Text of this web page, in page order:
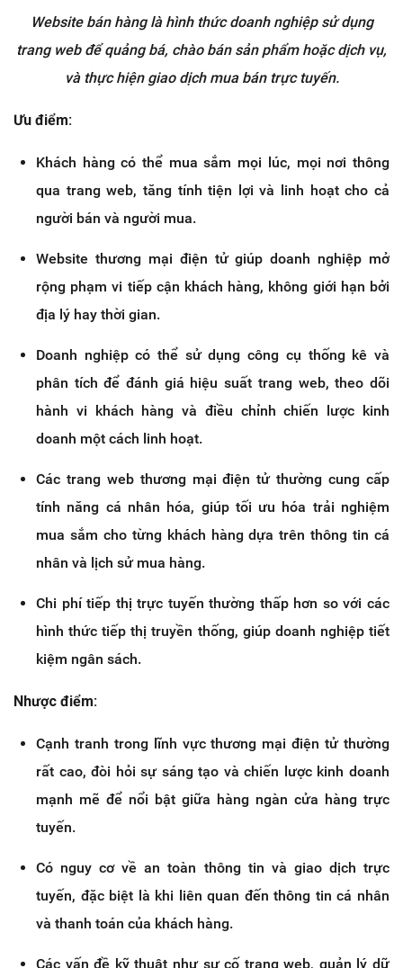
Website bán hàng là hình thức doanh nghiệp sử dụng
trang web để quảng bá, chào bán sản phẩm hoặc dịch vụ,
và thực hiện giao dịch mua bán trực tuyến.
Ưu điểm:
Khách hàng có thể mua sắm mọi lúc, mọi nơi thông
qua trang web, tăng tính tiện lợi và linh hoạt cho cả
người bán và người mua.
Website thương mại điện tử giúp doanh nghiệp mở
rộng phạm vi tiếp cận khách hàng, không giới hạn bởi
địa lý hay thời gian.
Doanh nghiệp có thể sử dụng công cụ thống kê và
phân tích để đánh giá hiệu suất trang web, theo dõi
hành vi khách hàng và điều chỉnh chiến lược kinh
doanh một cách linh hoạt.
Các trang web thương mại điện tử thường cung cấp
tính năng cá nhân hóa, giúp tối ưu hóa trải nghiệm
mua sắm cho từng khách hàng dựa trên thông tin cá
nhân và lịch sử mua hàng.
Chi phí tiếp thị trực tuyến thường thấp hơn so với các
hình thức tiếp thị truyền thống, giúp doanh nghiệp tiết
kiệm ngân sách.
Nhược điểm:
Cạnh tranh trong lĩnh vực thương mại điện tử thường
rất cao, đòi hỏi sự sáng tạo và chiến lược kinh doanh
mạnh mẽ để nổi bật giữa hàng ngàn cửa hàng trực
tuyến.
Có nguy cơ về an toàn thông tin và giao dịch trực
tuyến, đặc biệt là khi liên quan đến thông tin cá nhân
và thanh toán của khách hàng.
Các vấn đề kỹ thuật như sự cố trang web, quản lý dữ